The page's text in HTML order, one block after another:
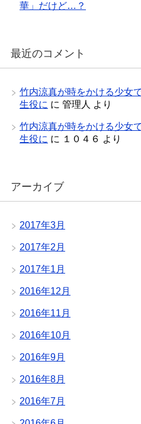
華」だけど…？
最近のコメント
竹内涼真が時をかける少女
生役に に 管理人 より
竹内涼真が時をかける少女
生役に に １０４６ より
アーカイブ
2017年3月
2017年2月
2017年1月
2016年12月
2016年11月
2016年10月
2016年9月
2016年8月
2016年7月